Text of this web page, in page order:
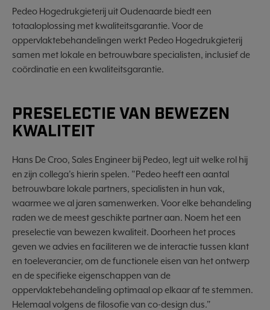
Pedeo Hogedrukgieterij uit Oudenaarde biedt een
totaaloplossing met kwaliteitsgarantie. Voor de
oppervlaktebehandelingen werkt Pedeo Hogedrukgieterij
samen met lokale en betrouwbare specialisten, inclusief de
coördinatie en een kwaliteitsgarantie.
PRESELECTIE VAN BEWEZEN
KWALITEIT
Hans De Croo, Sales Engineer bij Pedeo, legt uit welke rol hij
en zijn collega's hierin spelen. "Pedeo heeft een aantal
betrouwbare lokale partners, specialisten in hun vak,
waarmee we al jaren samenwerken. Voor elke behandeling
raden we de meest geschikte partner aan. Noem het een
preselectie van bewezen kwaliteit. Doorheen het proces
geven we advies en faciliteren we de interactie tussen klant
en toeleverancier, om de functionele eisen van het ontwerp
en de specifieke eigenschappen van de
oppervlaktebehandeling optimaal op elkaar af te stemmen.
Helemaal volgens de filosofie van co-design dus."